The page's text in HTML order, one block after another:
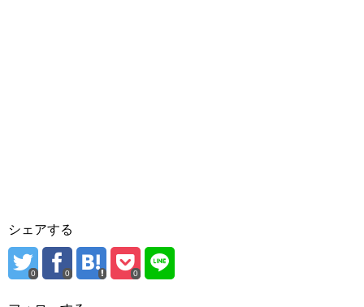
シェアする
0 0 0